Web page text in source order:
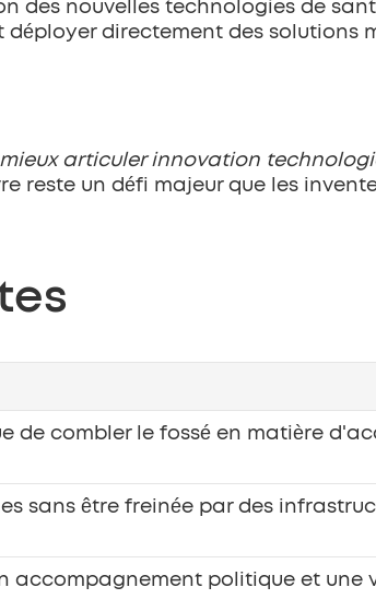
des nouvelles technologies de
directement des solutions
mieux articuler innovation
reste un défi majeur que les
de combler le fossé en matière
sans être freinée par des
accompagnement politique et une